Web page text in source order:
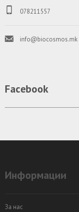
078211557
info@biocosmos.mk
Facebook
Информации
За нас